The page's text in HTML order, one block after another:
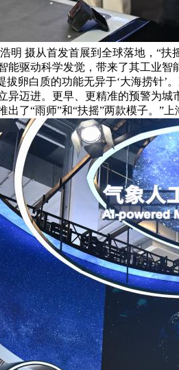
摄从首发首展到全球落地，“
能驱动科学发觉，带来了其工业
卵白质的功能无异于‘大海捞针
迈进。更早、更精准的预警为城
了“雨师”和“扶摇”两款模子。”